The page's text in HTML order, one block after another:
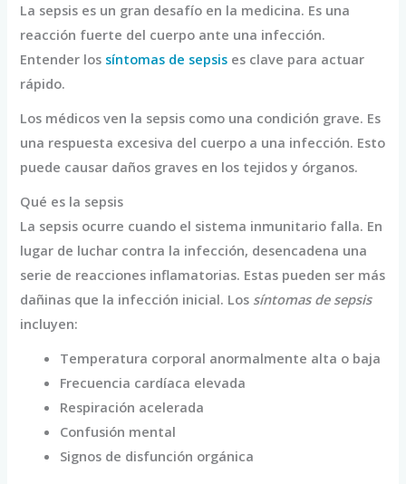
La sepsis es un gran desafío en la medicina. Es una
reacción fuerte del cuerpo ante una infección.
Entender los síntomas de sepsis es clave para actuar
rápido.
Los médicos ven la sepsis como una condición grave. Es
una respuesta excesiva del cuerpo a una infección. Esto
puede causar daños graves en los tejidos y órganos.
Qué es la sepsis
La sepsis ocurre cuando el sistema inmunitario falla. En
lugar de luchar contra la infección, desencadena una
serie de reacciones inflamatorias. Estas pueden ser más
dañinas que la infección inicial. Los síntomas de sepsis
incluyen:
Temperatura corporal anormalmente alta o baja
Frecuencia cardíaca elevada
Respiración acelerada
Confusión mental
Signos de disfunción orgánica